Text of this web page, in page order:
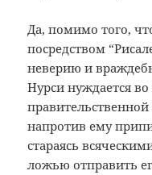
Да, помимо того,
посредством
неверию и
Нурси нуждается
напротив ему
стараясь
ложью отправить